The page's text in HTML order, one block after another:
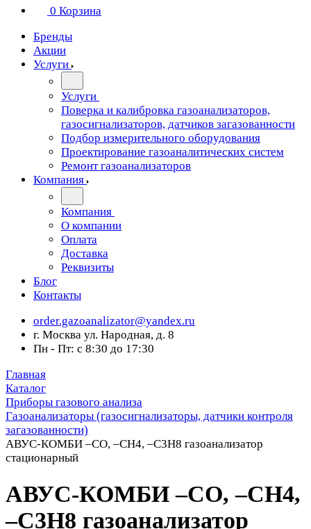
0 Корзина
Бренды
Акции
Услуги
Услуги
Поверка и калибровка газоанализаторов,
газосигнализаторов, датчиков загазованности
Подбор измерительного оборудования
Проектирование газоаналитических систем
Ремонт газоанализаторов
Компания
Компания
О компании
Оплата
Доставка
Реквизиты
Блог
Контакты
order.gazoanalizator@yandex.ru
г. Москва ул. Народная, д. 8
Пн - Пт: с 8:30 до 17:30
Главная
Каталог
Приборы газового анализа
Газоанализаторы (газосигнализаторы, датчики контроля
загазованности)
АВУС-КОМБИ –CO, –CH4, –C3H8 газоанализатор
стационарный
АВУС-КОМБИ –CO, –CH4,
–C3H8 газоанализатор